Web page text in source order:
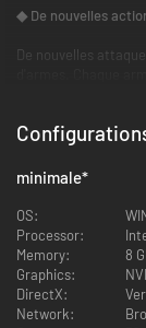
◆ De nouvelles
De nouvelles
le grappin qui
diminue lorsque
contrôler ses
◆ Une nouvelle
En addition des
apparition.
Les quêtes "Rang
acheté l'extension
de nouveaux
minimale*
OS:
Processor:
Memory:
8
Graphics:
DirectX:
Network: